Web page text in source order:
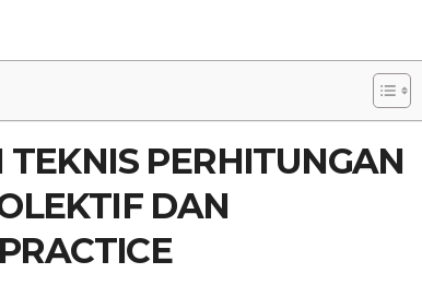
PERHITUNGAN
DAN